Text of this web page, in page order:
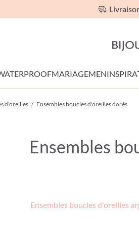
MARIAGEMEN
d'oreilles / Ensembles boucles d'oreilles dorés
Ensembles
Ensembles boucles d'oreilles